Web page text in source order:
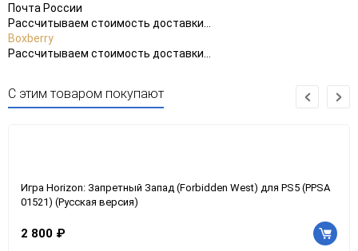
Почта России
Рассчитываем стоимость доставки...
Boxberry
Рассчитываем стоимость доставки...
С этим товаром покупают
Игра Horizon: Запретный Запад (Forbidden West) для PS5 (PPSA
01521) (Русская версия)
2 800 ₽